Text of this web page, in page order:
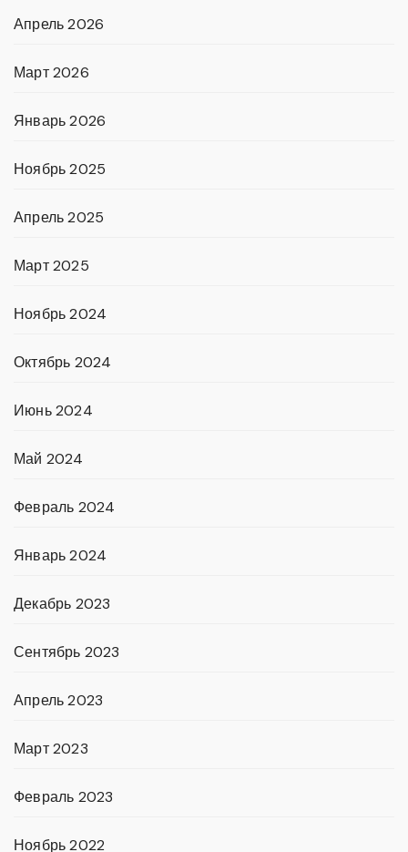
Апрель 2026
Март 2026
Январь 2026
Ноябрь 2025
Апрель 2025
Март 2025
Ноябрь 2024
Октябрь 2024
Июнь 2024
Май 2024
Февраль 2024
Январь 2024
Декабрь 2023
Сентябрь 2023
Апрель 2023
Март 2023
Февраль 2023
Ноябрь 2022